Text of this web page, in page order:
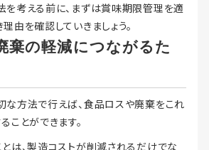
考える前に、まずは賞味期限管理を適
由を確認していきましょう。
棄の軽減につながるた
方法で行えば、食品ロスや廃棄をこれ
ことができます。
は、製造コストが削減されるだけでな